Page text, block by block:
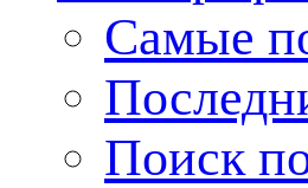
Cамые
Поиск